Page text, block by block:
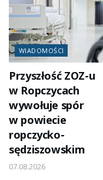
WIADOMOŚCI
Przyszłość ZOZ-u
w Ropczycach
wywołuje spór
w powiecie
ropczycko-
sędziszowskim
07.08.2026